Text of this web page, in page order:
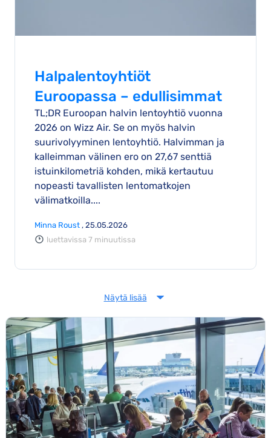
Halpalentoyhtiöt
Euroopassa – edullisimmat
vaihtoehdot vuodelle 2026
TL;DR Euroopan halvin lentoyhtiö vuonna
2026 on Wizz Air. Se on myös halvin
suurivolyyminen lentoyhtiö. Halvimman ja
kalleimman välinen ero on 27,67 senttiä
istuinkilometriä kohden, mikä kertautuu
nopeasti tavallisten lentomatkojen
välimatkoilla....
Minna Roust , 25.05.2026
luettavissa 7 minuutissa
Näytä lisää